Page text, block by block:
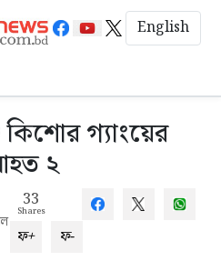
English
কিশোর গ্যাংয়ের
২
33
Shares
ফ+ ফ-